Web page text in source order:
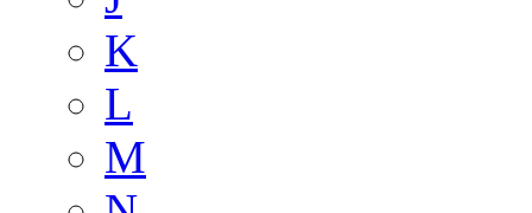
K
L
M